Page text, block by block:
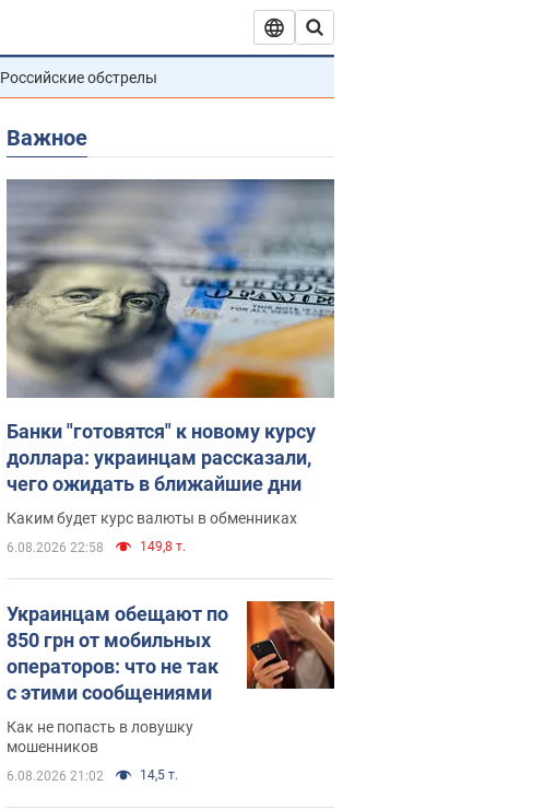
Российские обстрелы
Важное
Банки "готовятся" к новому курсу
доллара: украинцам рассказали,
чего ожидать в ближайшие дни
Каким будет курс валюты в обменниках
6.08.2026 22:58 149,8 т.
Украинцам обещают по
850 грн от мобильных
операторов: что не так
с этими сообщениями
Как не попасть в ловушку
мошенников
6.08.2026 21:02 14,5 т.